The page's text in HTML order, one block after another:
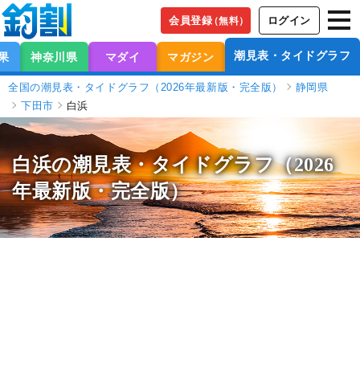
会員登録（無料） ログイン
神奈川県 マダイ マガジン 潮見表・タイドグラフ
全国の潮見表・タイドグラフ（2026年最新版・完全版）
静岡県
下田市
白浜
白浜の潮見表・タイドグラフ（2026
年最新版・完全版）